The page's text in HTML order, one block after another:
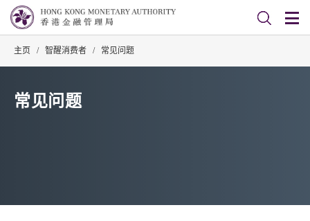
主页 / 智醒消费者 / 常见问题
常见问题